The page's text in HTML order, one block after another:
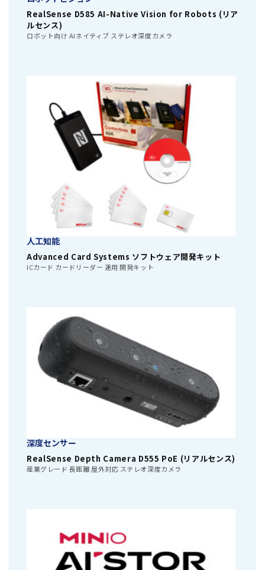
RealSense D585 AI-Native Vision for Robots (リア
ルセンス)
ロボット向け AIネイティブ ステレオ深度カメラ
人工知能
Advanced Card Systems ソフトウェア開発キット
ICカード カードリーダー 運用 開発キット
深度センサー
RealSense Depth Camera D555 PoE (リアルセンス)
産業グレード 長距離 屋外対応 ステレオ深度カメラ